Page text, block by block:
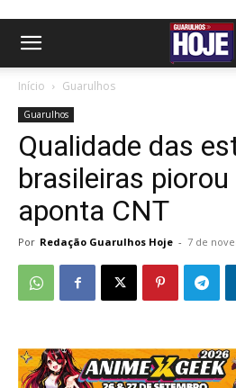
Início Guarulhos
Guarulhos
Qualidade das
brasileiras
aponta CNT
Por Redação Guarulhos Hoje - 7 de